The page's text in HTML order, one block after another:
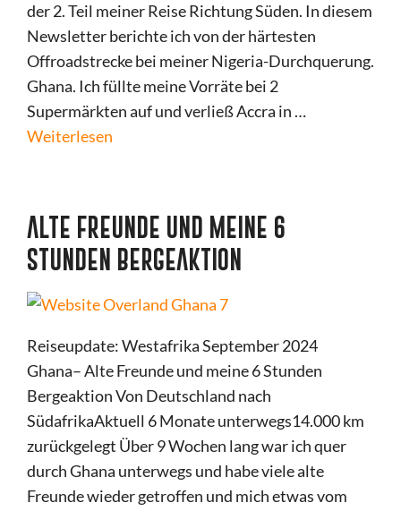
der 2. Teil meiner Reise Richtung Süden. In diesem
Newsletter berichte ich von der härtesten
Offroadstrecke bei meiner Nigeria-Durchquerung.
Ghana. Ich füllte meine Vorräte bei 2
Supermärkten auf und verließ Accra in …
Weiterlesen
ALTE FREUNDE UND MEINE 6
STUNDEN BERGEAKTION
Reiseupdate: Westafrika September 2024
Ghana– Alte Freunde und meine 6 Stunden
Bergeaktion Von Deutschland nach
SüdafrikaAktuell 6 Monate unterwegs14.000 km
zurückgelegt Über 9 Wochen lang war ich quer
durch Ghana unterwegs und habe viele alte
Freunde wieder getroffen und mich etwas vom